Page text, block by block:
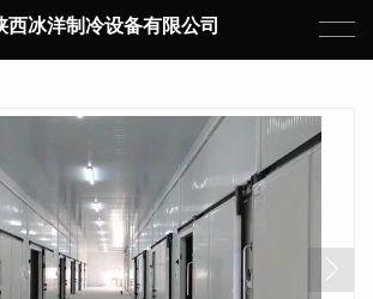
西冰洋制冷设备有限公司